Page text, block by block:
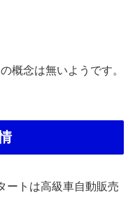
概念は無いようです。
ートは高級車自動販売